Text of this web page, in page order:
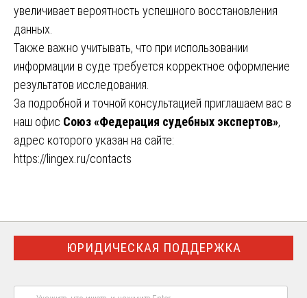
увеличивает вероятность успешного восстановления
данных.
Также важно учитывать, что при использовании
информации в суде требуется корректное оформление
результатов исследования.
За подробной и точной консультацией приглашаем вас в
наш офис Союз «Федерация судебных экспертов»,
адрес которого указан на сайте:
https://lingex.ru/contacts
ЮРИДИЧЕСКАЯ ПОДДЕРЖКА